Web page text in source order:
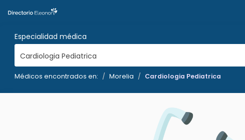
Especialidad médica
Cardiologia Pediatrica
Médicos encontrados en: Morelia Cardiologia Pediatrica